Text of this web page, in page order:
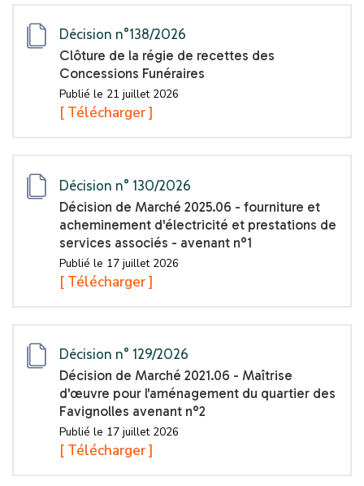
Décision n°138/2026
Clôture de la régie de recettes des
Concessions Funéraires
Publié le 21 juillet 2026
[ Télécharger ]
Décision n° 130/2026
Décision de Marché 2025.06 - fourniture et
acheminement d'électricité et prestations de
services associés - avenant n°1
Publié le 17 juillet 2026
[ Télécharger ]
Décision n° 129/2026
Décision de Marché 2021.06 - Maîtrise
d'œuvre pour l'aménagement du quartier des
Favignolles avenant n°2
Publié le 17 juillet 2026
[ Télécharger ]